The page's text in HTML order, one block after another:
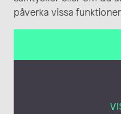
påverka vissa